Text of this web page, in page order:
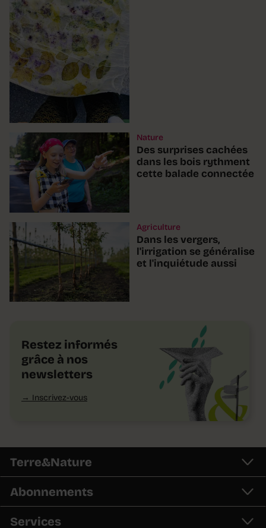
Nature
Des surprises cachées
dans les bois rythment
cette balade connectée
Agriculture
Dans les vergers,
l'irrigation se généralise
et l'inquiétude aussi
Restez informés
grâce à nos
newsletters
Inscrivez-vous
Terre&Nature
Abonnements
Services